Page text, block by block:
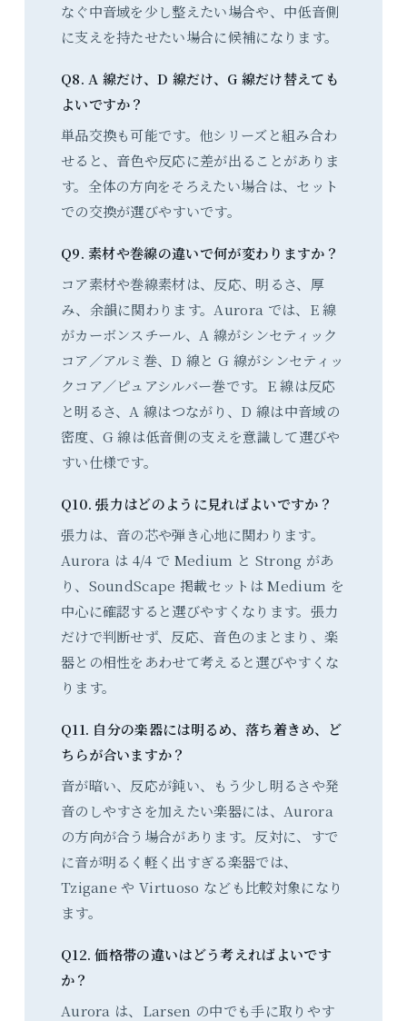
なぐ中音域を少し整えたい場合や、中低音側
に支えを持たせたい場合に候補になります。
Q8. A 線だけ、D 線だけ、G 線だけ替えても
よいですか？
単品交換も可能です。他シリーズと組み合わ
せると、音色や反応に差が出ることがありま
す。全体の方向をそろえたい場合は、セット
での交換が選びやすいです。
Q9. 素材や巻線の違いで何が変わりますか？
コア素材や巻線素材は、反応、明るさ、厚
み、余韻に関わります。Aurora では、E 線
がカーボンスチール、A 線がシンセティック
コア／アルミ巻、D 線と G 線がシンセティッ
クコア／ピュアシルバー巻です。E 線は反応
と明るさ、A 線はつながり、D 線は中音域の
密度、G 線は低音側の支えを意識して選びや
すい仕様です。
Q10. 張力はどのように見ればよいですか？
張力は、音の芯や弾き心地に関わります。
Aurora は 4/4 で Medium と Strong があ
り、SoundScape 掲載セットは Medium を
中心に確認すると選びやすくなります。張力
だけで判断せず、反応、音色のまとまり、楽
器との相性をあわせて考えると選びやすくな
ります。
Q11. 自分の楽器には明るめ、落ち着きめ、ど
ちらが合いますか？
音が暗い、反応が鈍い、もう少し明るさや発
音のしやすさを加えたい楽器には、Aurora
の方向が合う場合があります。反対に、すで
に音が明るく軽く出すぎる楽器では、
Tzigane や Virtuoso なども比較対象になり
ます。
Q12. 価格帯の違いはどう考えればよいです
か？
Aurora は、Larsen の中でも手に取りやす